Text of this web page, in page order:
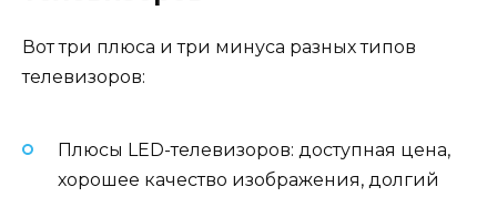
Вот три плюса и три минуса разных типов
телевизоров:
Плюсы LED-телевизоров: доступная цена,
хорошее качество изображения, долгий